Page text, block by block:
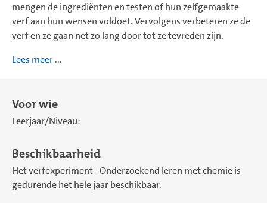
mengen de ingrediënten en testen of hun zelfgemaakte
verf aan hun wensen voldoet. Vervolgens verbeteren ze de
verf en ze gaan net zo lang door tot ze tevreden zijn.
Lees meer ...
Voor wie
Leerjaar/Niveau:
Beschikbaarheid
Het verfexperiment - Onderzoekend leren met chemie is
gedurende het hele jaar beschikbaar.